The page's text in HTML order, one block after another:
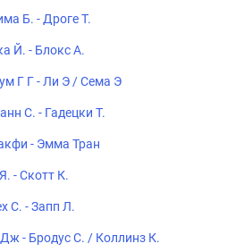
Б. - Дроге Т.
Й. - Блокс А.
Г Г - Ли Э / Сема Э
С. - Гадецки Т.
- Эмма Тран
- Скотт К.
С. - Запп Л.
- Бродус С. / Коллинз К.